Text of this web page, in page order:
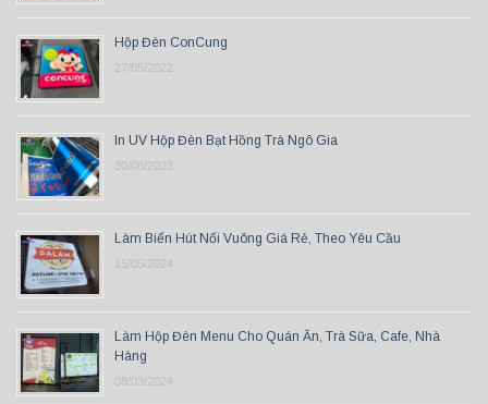
Hộp Đèn ConCung
27/05/2022
In UV Hộp Đèn Bạt Hồng Trà Ngô Gia
30/06/2023
Làm Biển Hút Nổi Vuông Giá Rẻ, Theo Yêu Cầu
15/05/2024
Làm Hộp Đèn Menu Cho Quán Ăn, Trà Sữa, Cafe, Nhà
Hàng
08/03/2024